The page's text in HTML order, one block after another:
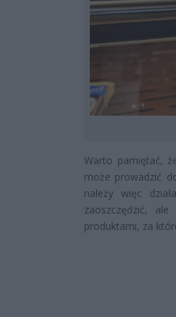
Warto pamiętać,
może prowadzić
należy więc
zaoszczędzić,
produktami, za